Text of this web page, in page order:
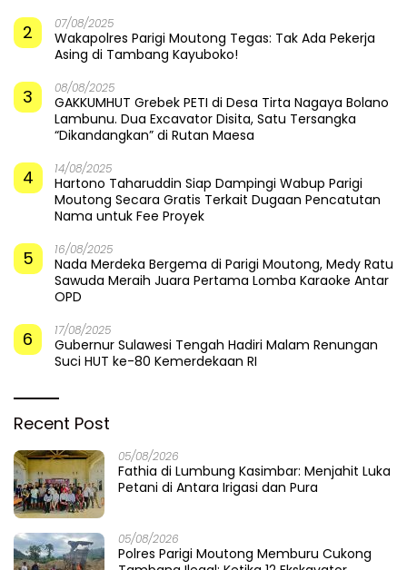
2 07/08/2025
Wakapolres Parigi Moutong Tegas: Tak Ada Pekerja
Asing di Tambang Kayuboko!
3 08/08/2025
GAKKUMHUT Grebek PETI di Desa Tirta Nagaya Bolano
Lambunu. Dua Excavator Disita, Satu Tersangka
“Dikandangkan” di Rutan Maesa
4 14/08/2025
Hartono Taharuddin Siap Dampingi Wabup Parigi
Moutong Secara Gratis Terkait Dugaan Pencatutan
Nama untuk Fee Proyek
5 16/08/2025
Nada Merdeka Bergema di Parigi Moutong, Medy Ratu
Sawuda Meraih Juara Pertama Lomba Karaoke Antar
OPD
6 17/08/2025
Gubernur Sulawesi Tengah Hadiri Malam Renungan
Suci HUT ke-80 Kemerdekaan RI
Recent Post
05/08/2026
Fathia di Lumbung Kasimbar: Menjahit Luka
Petani di Antara Irigasi dan Pura
05/08/2026
Polres Parigi Moutong Memburu Cukong